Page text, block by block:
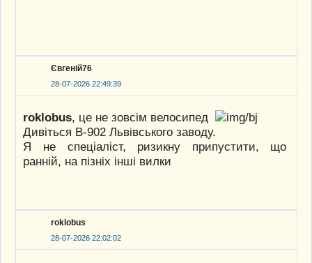
Євгеній76
28-07-2026 22:49:39
roklobus, це не зовсім велосипед
Дивіться В-902 Львівського заводу.
Я не спеціаліст, ризикну припустити, що
ранній, на пізніх інші вилки
roklobus
28-07-2026 22:02:02